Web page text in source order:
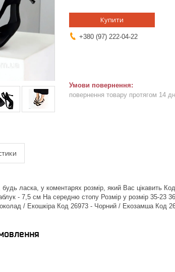
Купити
+380 (97) 222-04-22
повернення товару протягом 14
будь ласка, у коментарях розмір, який Вас цікавить
- 7,5 см На середню стопу Розмір у розмір 35-23
/ Екошкіра Код 26973 - Чорний / Екозамша Код